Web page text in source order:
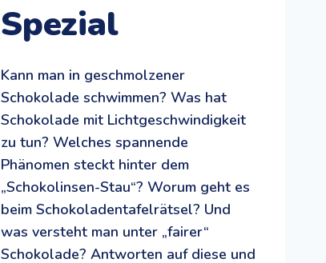
Spezial
Kann man in geschmolzener
Schokolade schwimmen? Was hat
Schokolade mit Lichtgeschwindigkeit
zu tun? Welches spannende
Phänomen steckt hinter dem
„Schokolinsen-Stau“? Worum geht es
beim Schokoladentafelrätsel? Und
was versteht man unter „fairer“
Schokolade? Antworten auf diese und